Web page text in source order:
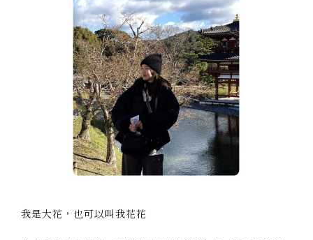
我是大花，也可以叫我花花